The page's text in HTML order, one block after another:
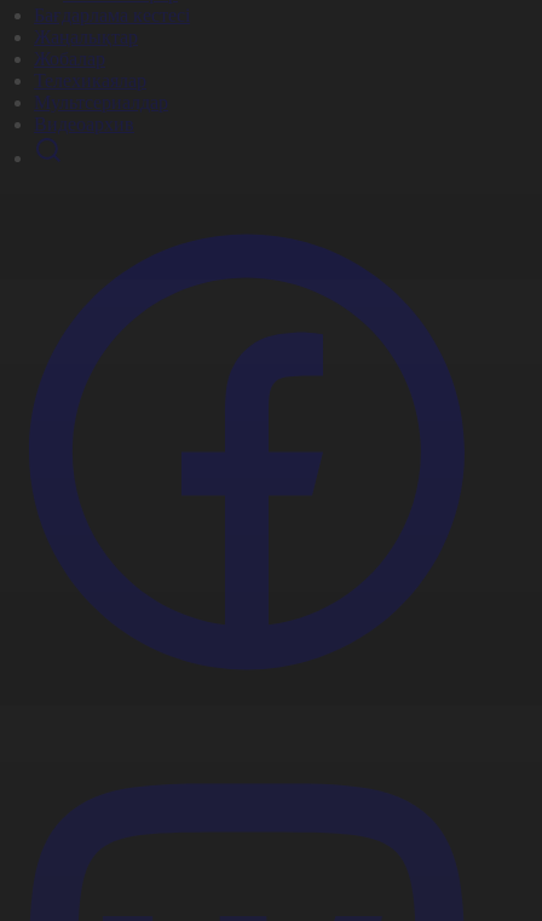
Бағдарлама кестесі
Жаңалықтар
Жобалар
Телехикаялар
Мультсериалдар
Видеоархив